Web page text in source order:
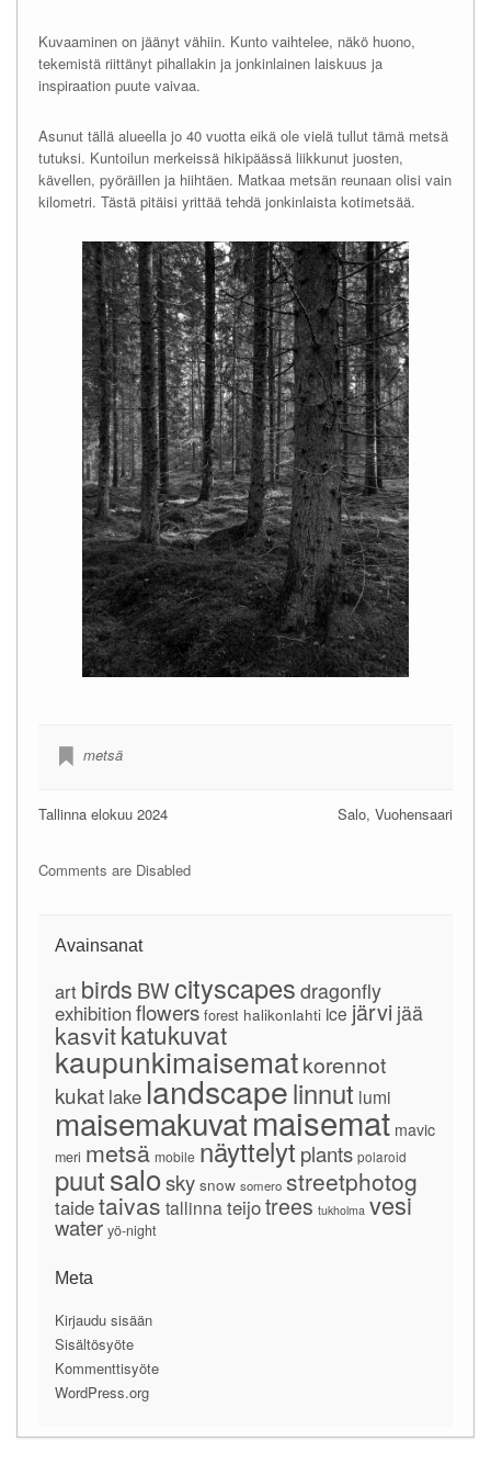
Kuvaaminen on jäänyt vähiin. Kunto vaihtelee, näkö huono,
tekemistä riittänyt pihallakin ja jonkinlainen laiskuus ja
inspiraation puute vaivaa.
Asunut tällä alueella jo 40 vuotta eikä ole vielä tullut tämä metsä
tutuksi. Kuntoilun merkeissä hikipäässä liikkunut juosten,
kävellen, pyöräillen ja hiihtäen. Matkaa metsän reunaan olisi vain
kilometri. Tästä pitäisi yrittää tehdä jonkinlaista kotimetsää.
metsä
Salo, Vuohensaari
Tallinna elokuu 2024
Comments are Disabled
Avainsanat
art birds BWcityscapes dragonfly
exhibitionflowers forest halikonlahti ice järvi jää
kasvitkatukuvat
kaupunkimaisematkorennot
kukat lake landscapelinnut lumi
maisemakuvatmaisemat mavic
meri metsä mobile näyttelyt plants polaroid
puutsalosky snow somero streetphotog
taidetaivas tallinna teijotrees tukholma vesi
water yö-night
Meta
Kirjaudu sisään
Sisältösyöte
Kommenttisyöte
WordPress.org